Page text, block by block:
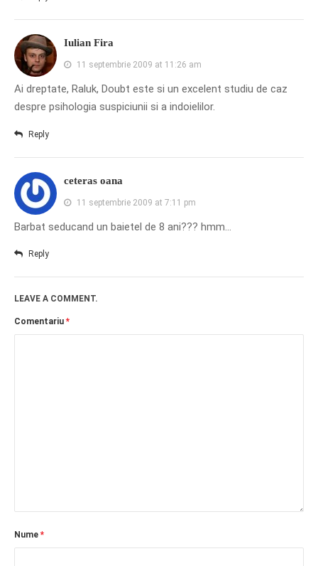
Iulian Fira
11 septembrie 2009 at 11:26 am
Ai dreptate, Raluk, Doubt este si un excelent studiu de caz
despre psihologia suspiciunii si a indoielilor.
Reply
ceteras oana
11 septembrie 2009 at 7:11 pm
Barbat seducand un baietel de 8 ani??? hmm…
Reply
LEAVE A COMMENT.
Comentariu *
Nume *